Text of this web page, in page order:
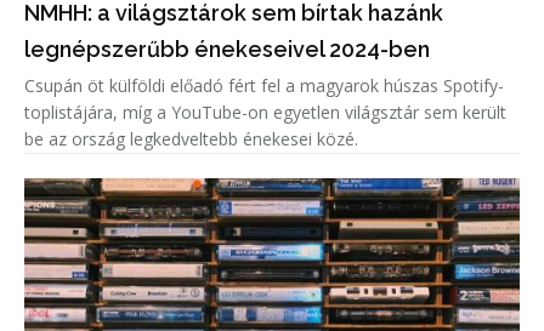
NMHH: a világsztárok sem bírtak hazánk
legnépszerűbb énekeseivel 2024-ben
Csupán öt külföldi előadó fért fel a magyarok húszas Spotify-
toplistájára, míg a YouTube-on egyetlen világsztár sem került
be az ország legkedveltebb énekesei közé.